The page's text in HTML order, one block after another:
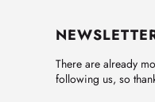
There are already
following us, so